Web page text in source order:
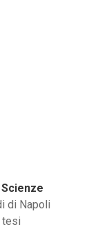
di Napoli
tesi